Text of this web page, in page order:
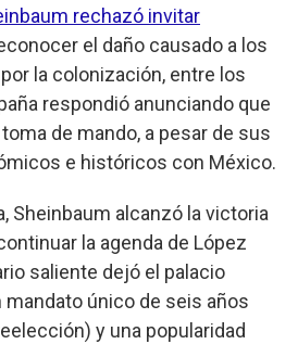
rechazó invitar
el daño causado a los
la colonización, entre los
respondió anunciando que
de mando, a pesar de sus
e históricos con México.
Sheinbaum alcanzó la victoria
la agenda de López
saliente dejó el palacio
único de seis años
y una popularidad